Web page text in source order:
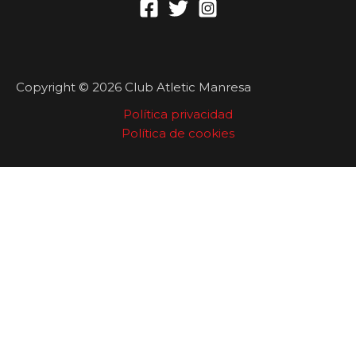
Copyright © 2026 Club Atletic Manresa
Política privacidad
Política de cookies